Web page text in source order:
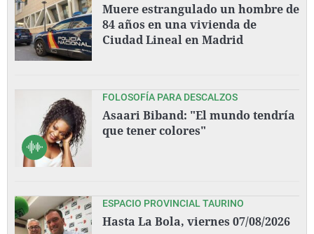
Muere estrangulado un hombre de
84 años en una vivienda de
Ciudad Lineal en Madrid
FOLOSOFÍA PARA DESCALZOS
Asaari Biband: "El mundo tendría
que tener colores"
ESPACIO PROVINCIAL TAURINO
Hasta La Bola, viernes 07/08/2026